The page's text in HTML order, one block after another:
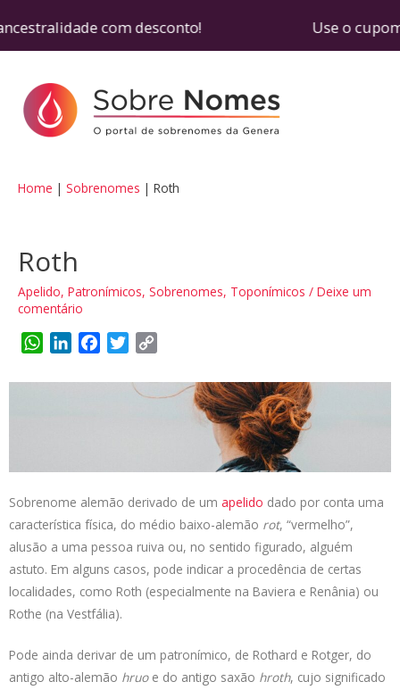
com desconto! Use o cupom
Home Sobrenomes Roth
Roth
Apelido, Patronímicos, Sobrenomes, Toponímicos / Deixe um
comentário
W
a
p
n
I
c
o
i
r
p
n
Sobrenome alemão derivado de um apelido dado por conta uma
característica física, do médio baixo-alemão rot, “vermelho”,
alusão a uma pessoa ruiva ou, no sentido figurado, alguém
astuto. Em alguns casos, pode indicar a procedência de certas
localidades, como Roth (especialmente na Baviera e Renânia) ou
Rothe (na Vestfália).
Pode ainda derivar de um patronímico, de Rothard e Rotger, do
antigo alto-alemão hruoe do antigo saxão hroth, cujo significado